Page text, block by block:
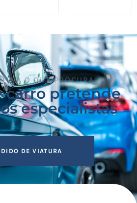
O QUE PROCURA?
carro pretende
especialistas
DE VIATURA